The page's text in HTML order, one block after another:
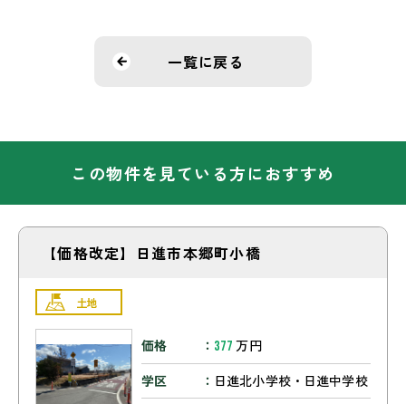
一覧に戻る
この物件を見ている方におすすめ
【価格改定】日進市本郷町小橋
土地
価格 377 万円
学区
日進北小学校・日進中学校